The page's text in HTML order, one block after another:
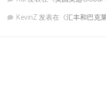
KevinZ 发表在《汇丰和巴克